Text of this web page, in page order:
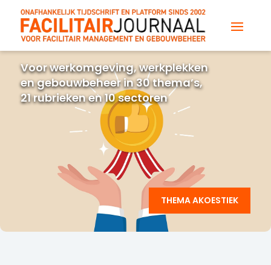
Voor werkomgeving, werkplekken
en gebouwbeheer in 30 thema’s,
21 rubrieken en 10 sectoren
THEMA AKOESTIEK